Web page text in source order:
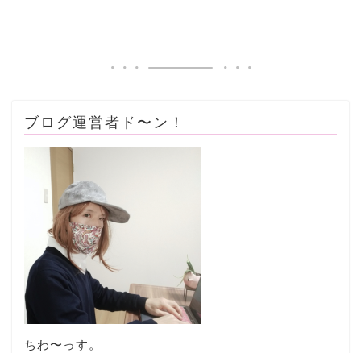
ブログ運営者ド〜ン！
ちわ〜っす。